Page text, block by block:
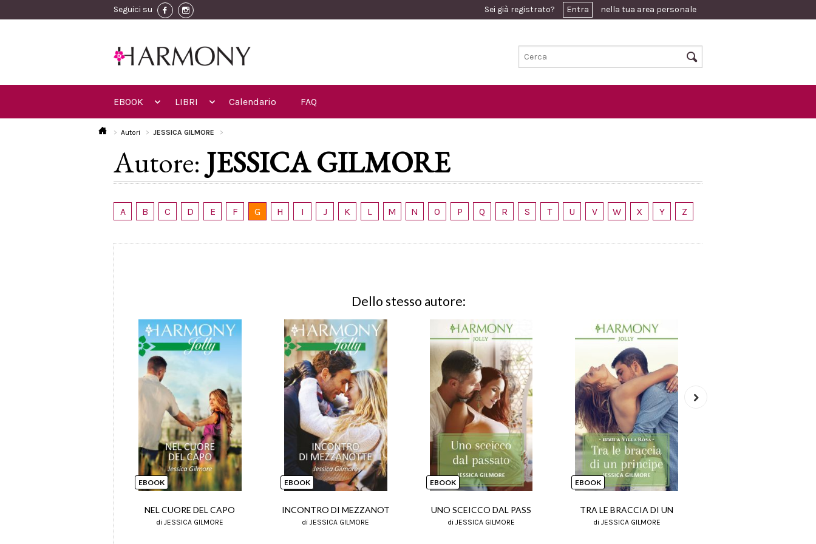
Seguici su Sei già registrato? Entra nella tua area personale
EBOOK LIBRI Calendario FAQ
Autori JESSICA GILMORE
Autore: JESSICA GILMORE
A B C D E F G H I J K L M N O P Q R S T U V W X Y Z
Dello stesso autore:
EBOOK
NEL CUORE DEL CAPO
di JESSICA GILMORE
EBOOK
INCONTRO DI MEZZANOT
di JESSICA GILMORE
EBOOK
UNO SCEICCO DAL PASS
di JESSICA GILMORE
EBOOK
TRA LE BRACCIA DI UN
di JESSICA GILMORE